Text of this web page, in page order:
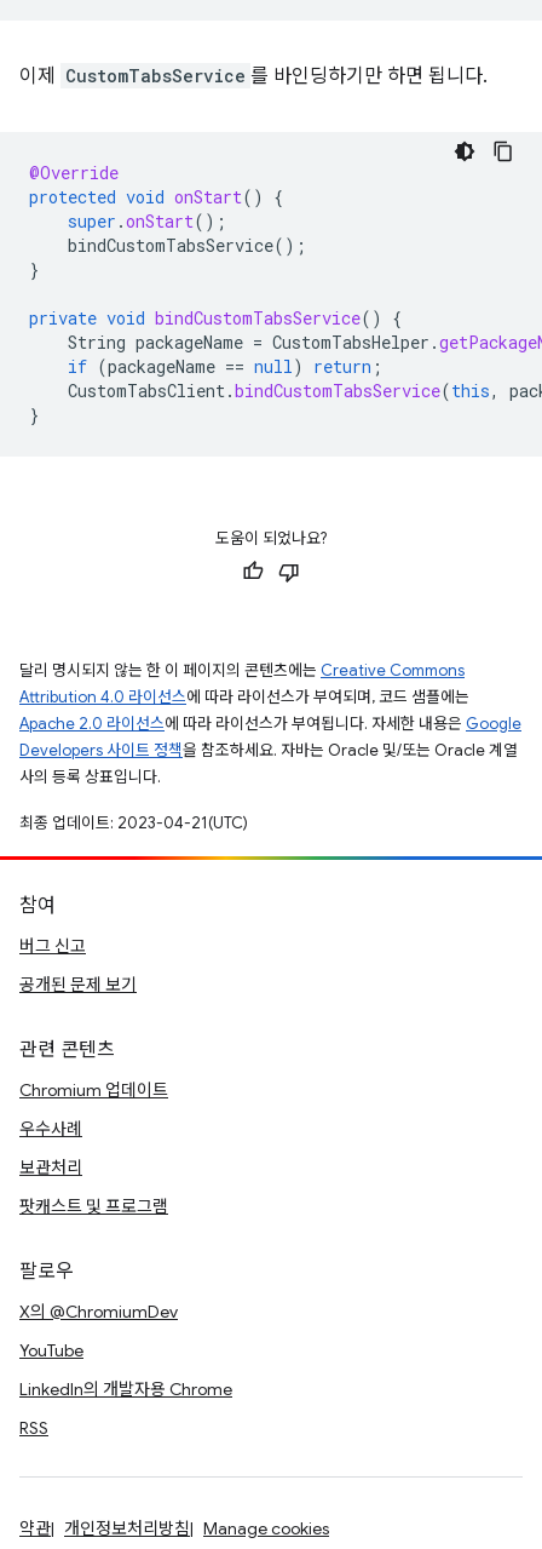
이제 CustomTabsService 를 바인딩하기만 하면 됩니다.
@Override
protected void onStart()
{
super .onStart();
bindCustomTabsService();
}
private void bindCustomTabsService()
{
String packageName = CustomTabsHelper .
if (packageName == null) return ;
CustomTabsClient.bindCustomTabsService(this,
}
도움이 되었나요?
달리 명시되지 않는 한 이 페이지의 콘텐츠에는 Creative Commons
Attribution 4.0 라이선스에 따라 라이선스가 부여되며, 코드 샘플에는
Apache 2.0 라이선스에 따라 라이선스가 부여됩니다. 자세한 내용은 Google
Developers 사이트 정책을 참조하세요. 자바는 Oracle 및/또는 Oracle 계열
사의 등록 상표입니다.
최종 업데이트: 2023-04-21(UTC)
참여
버그 신고
공개된 문제 보기
관련 콘텐츠
Chromium 업데이트
우수사례
보관처리
팟캐스트 및 프로그램
팔로우
X의 @ChromiumDev
YouTube
LinkedIn의 개발자용 Chrome
RSS
약관 개인정보처리방침 Manage cookies